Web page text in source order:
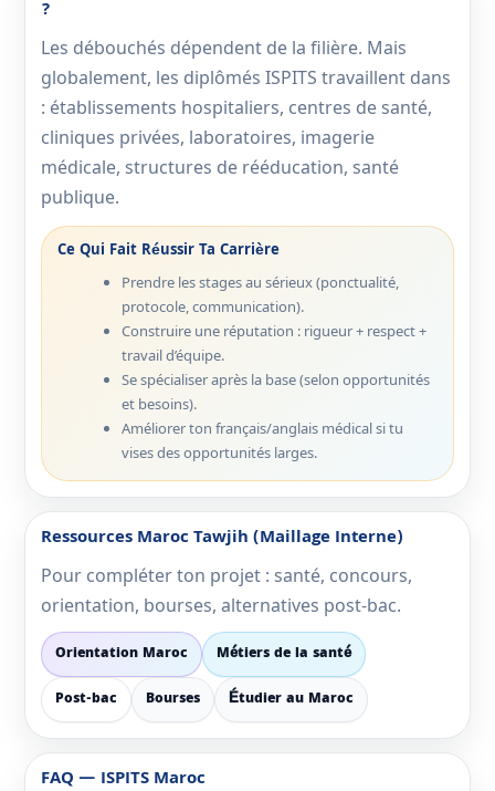
?
Les débouchés dépendent de la filière. Mais
globalement, les diplômés ISPITS travaillent dans
: établissements hospitaliers, centres de santé,
cliniques privées, laboratoires, imagerie
médicale, structures de rééducation, santé
publique.
Ce Qui Fait Réussir Ta Carrière
Prendre les stages au sérieux (ponctualité,
protocole, communication).
Construire une réputation : rigueur + respect +
travail d’équipe.
Se spécialiser après la base (selon opportunités
et besoins).
Améliorer ton français/anglais médical si tu
vises des opportunités larges.
Ressources Maroc Tawjih (maillage Interne)
Pour compléter ton projet : santé, concours,
orientation, bourses, alternatives post-bac.
Orientation Maroc
Métiers de la santé
Post-bac
Bourses Étudier au Maroc
FAQ — ISPITS Maroc